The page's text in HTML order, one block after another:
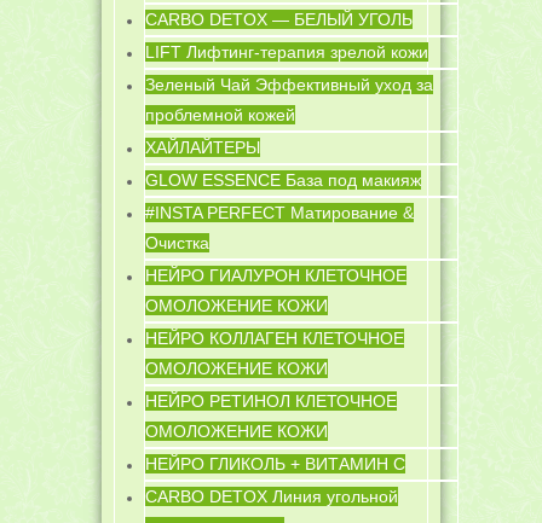
CARBO DETOX — БЕЛЫЙ УГОЛЬ
LIFT Лифтинг-терапия зрелой кожи
Зеленый Чай Эффективный уход за
проблемной кожей
ХАЙЛАЙТЕРЫ
GLOW ESSENCE База под макияж
#INSTA PERFECT Матирование &
Очистка
НЕЙРО ГИАЛУРОН КЛЕТОЧНОЕ
ОМОЛОЖЕНИЕ КОЖИ
НЕЙРО КОЛЛАГЕН КЛЕТОЧНОЕ
ОМОЛОЖЕНИЕ КОЖИ
НЕЙРО РЕТИНОЛ КЛЕТОЧНОЕ
ОМОЛОЖЕНИЕ КОЖИ
НЕЙРО ГЛИКОЛЬ + ВИТАМИН C
CARBO DETOX Линия угольной